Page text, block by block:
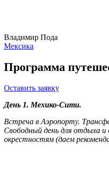
Владимир Пода
Мексика
Программа
Оставить заявку
День 1. Мехико-Сити.
Встреча в Аэропорту.
Свободный день для отдыха и
окрестностям (даем